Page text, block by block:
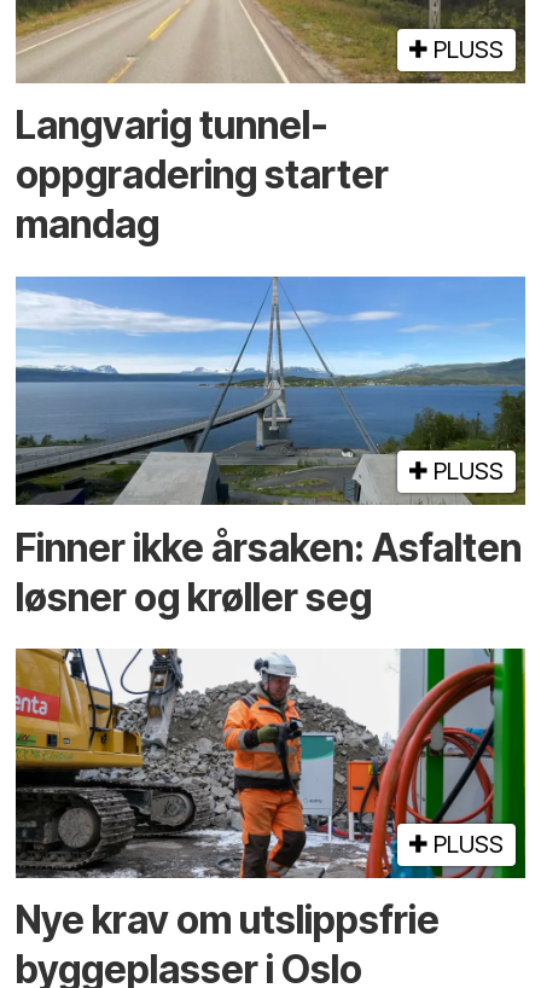
PLUSS
Langvarig tunnel­
oppgradering starter
mandag
PLUSS
Finner ikke årsaken: Asfalten
løsner og krøller seg
PLUSS
Nye krav om utslippsfrie
byggeplasser i Oslo